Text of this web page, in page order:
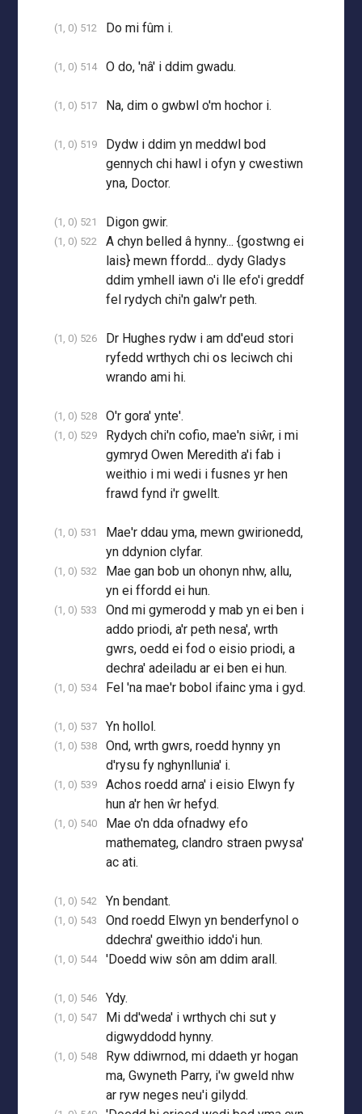
(1, 0) 512 Do mi fûm i.
(1, 0) 514 O do, 'nâ' i ddim gwadu.
(1, 0) 517 Na, dim o gwbwl o'm hochor i.
(1, 0) 519
Dydw i ddim yn meddwl bod
gennych chi hawl i ofyn y cwestiwn
yna, Doctor.
(1, 0) 521 Digon gwir.
(1, 0) 522
A chyn belled â hynny... {gostwng ei
lais} mewn ffordd... dydy Gladys
ddim ymhell iawn o'i lle efo'i greddf
fel rydych chi'n galw'r peth.
(1, 0) 526
Dr Hughes rydw i am dd'eud stori
ryfedd wrthych chi os leciwch chi
wrando ami hi.
(1, 0) 528 O'r gora' ynte'.
(1, 0) 529
Rydych chi'n cofio, mae'n siŵr, i mi
gymryd Owen Meredith a'i fab i
weithio i mi wedi i fusnes yr hen
frawd fynd i'r gwellt.
(1, 0) 531
Mae'r ddau yma, mewn gwirionedd,
yn ddynion clyfar.
(1, 0) 532
Mae gan bob un ohonyn nhw, allu,
yn ei ffordd ei hun.
(1, 0) 533
Ond mi gymerodd y mab yn ei ben i
addo priodi, a'r peth nesa', wrth
gwrs, oedd ei fod o eisio priodi, a
dechra' adeiladu ar ei ben ei hun.
(1, 0) 534 Fel 'na mae'r bobol ifainc yma i gyd.
(1, 0) 537 Yn hollol.
(1, 0) 538
Ond, wrth gwrs, roedd hynny yn
d'rysu fy nghynllunia' i.
(1, 0) 539
Achos roedd arna' i eisio Elwyn fy
hun a'r hen ŵr hefyd.
(1, 0) 540
Mae o'n dda ofnadwy efo
mathemateg, clandro straen pwysa'
ac ati.
(1, 0) 542 Yn bendant.
(1, 0) 543
Ond roedd Elwyn yn benderfynol o
ddechra' gweithio iddo'i hun.
(1, 0) 544 'Doedd wiw sôn am ddim arall.
(1, 0) 546 Ydy.
(1, 0) 547
Mi dd'weda' i wrthych chi sut y
digwyddodd hynny.
(1, 0) 548
Ryw ddiwrnod, mi ddaeth yr hogan
ma, Gwyneth Parry, i'w gweld nhw
ar ryw neges neu'i gilydd.